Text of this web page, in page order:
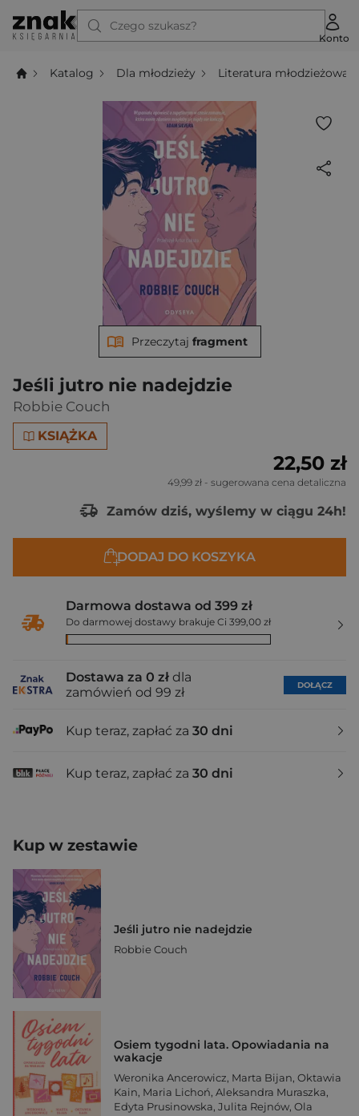
Czego szukasz?
Konto
Katalog Dla młodzieży Literatura młodzieżowa
Jeśli jutro nie nadejdzie
Robbie Couch
KSIĄŻKA
Przeczytaj fragment
22,50 zł
49,99 zł - sugerowana cena detaliczna
Zamów dziś, wyślemy w ciągu 24h!
DODAJ DO KOSZYKA
Darmowa dostawa od 399 zł
Do darmowej dostawy brakuje Ci 399,00 zł
Dostawa za 0 zł dla
zamówień od 99 zł
DOŁĄCZ
Kup teraz, zapłać za 30 dni
Kup teraz, zapłać za 30 dni
Kup w zestawie
Jeśli jutro nie nadejdzie
Robbie Couch
Osiem tygodni lata. Opowiadania na
wakacje
Weronika Ancerowicz, Marta Bijan, Oktawia
Kain, Maria Lichoń, Aleksandra Muraszka,
Edyta Prusinowska, Julita Rejnów, Ola